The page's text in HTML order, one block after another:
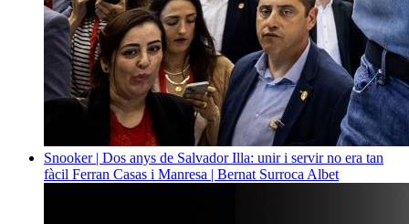
Snooker | Dos anys de Salvador Illa: unir i servir no era tan
fàcil Ferran Casas i Manresa | Bernat Surroca Albet